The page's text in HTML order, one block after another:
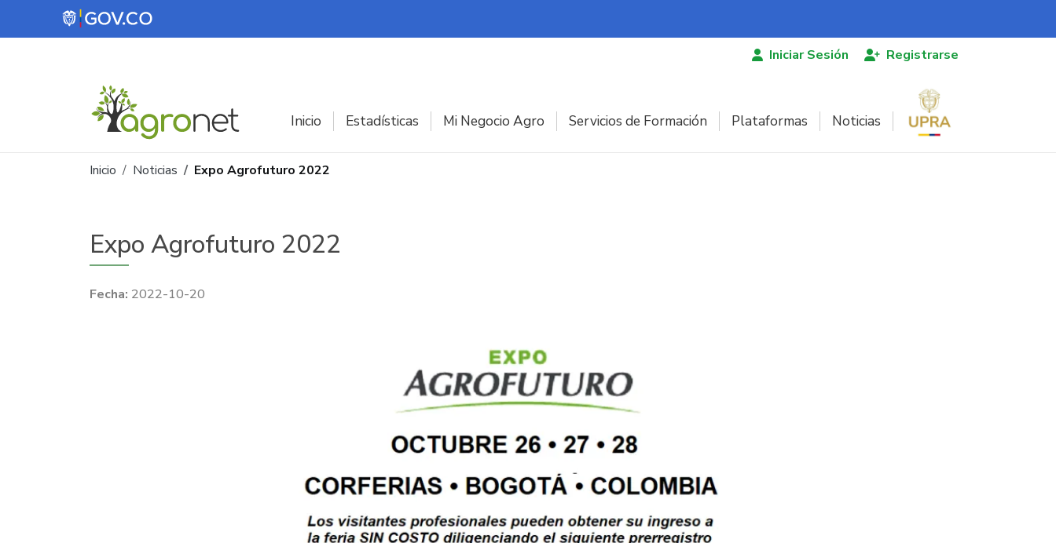
Pasar al contenido principal
Iniciar Sesión Registrarse
Inicio Estadísticas Mi Negocio Agro Servicios de Formación Plataformas Noticias
Ruta de navegación
Inicio Noticias Expo Agrofuturo 2022
Expo Agrofuturo 2022
2022-10-20